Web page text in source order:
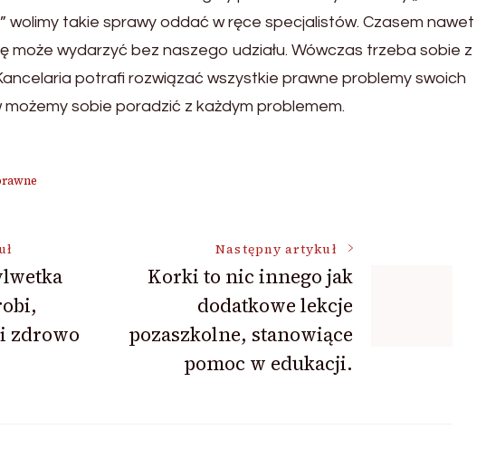
wolimy takie sprawy oddać w ręce specjalistów. Czasem nawet
może wydarzyć bez naszego udziału. Wówczas trzeba sobie z
potrafi rozwiązać wszystkie prawne problemy swoich
sobie poradzić z każdym problemem.
zdrowo
Następny artykuł
Korki to nic innego jak
dodatkowe lekcje
pozaszkolne, stanowiące
pomoc w edukacji.